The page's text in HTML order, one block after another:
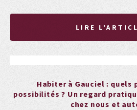
LIRE
Habiter à Gauciel : quels
possibilités ? Un regard
chez nous et